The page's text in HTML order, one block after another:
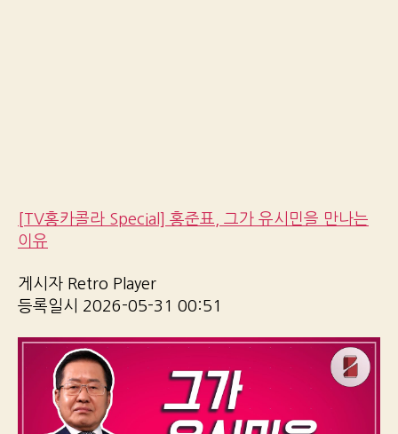
[TV홍카콜라 Special] 홍준표, 그가 유시민을 만나는
이유
게시자 Retro Player
등록일시 2026-05-31 00:51